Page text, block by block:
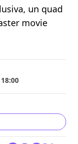
un quad
movie